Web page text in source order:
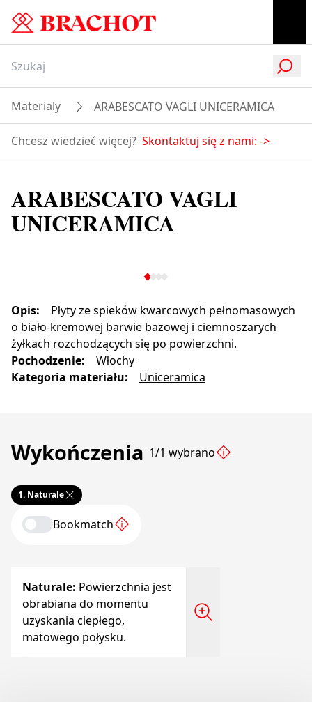
Materialy ARABESCATO VAGLI UNICERAMICA
Chcesz wiedzieć więcej? Skontaktuj się z nami: ->
ARABESCATO VAGLI
UNICERAMICA
Opis:
Płyty ze spieków kwarcowych pełnomasowych
o biało-kremowej barwie bazowej i ciemnoszarych
żyłkach rozchodzących się po powierzchni.
Pochodzenie:
Włochy
Kategoria materiału: Uniceramica
Wykończenia 1/1 wybrano
1. Naturale
Bookmatch
Naturale: Powierzchnia jest
obrabiana do momentu
uzyskania ciepłego,
matowego połysku.